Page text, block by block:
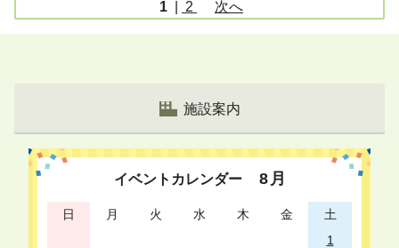
1 2 次へ
施設案内
イベントカレンダー 8 月
日 月 火 水 木 金
土
1